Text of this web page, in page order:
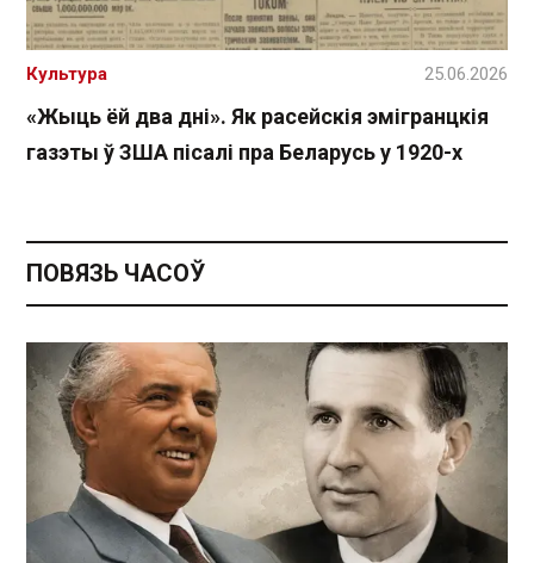
«Жыць ёй два дні». Як расейскія эмігранцкія
газэты ў ЗША пісалі пра Беларусь у 1920-х
Культура 25.06.2026
ПОВЯЗЬ ЧАСОЎ